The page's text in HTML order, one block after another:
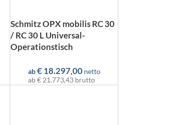
Schmitz OPX mobilis RC 30
/ RC 30 L Universal-
Operationstisch
ab €18.297,00 netto
ab€ 21.773,43 brutto